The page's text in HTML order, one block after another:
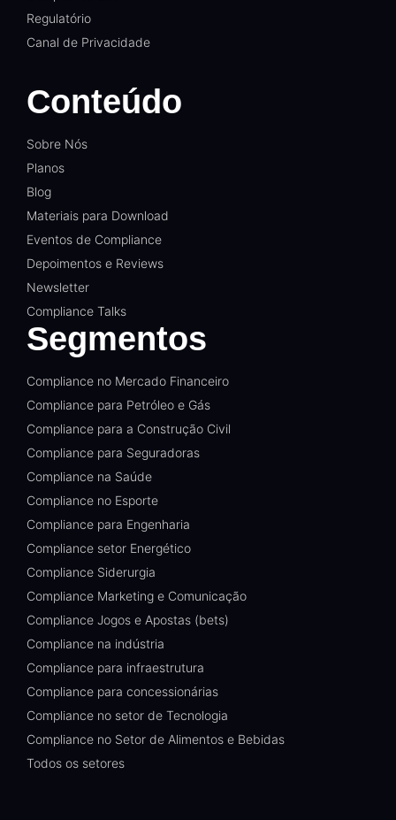
Regulatório
Canal de Privacidade
Conteúdo
Sobre Nós
Planos
Blog
Materiais para Download
Eventos de Compliance
Depoimentos e Reviews
Newsletter
Compliance Talks
Segmentos
Compliance no Mercado Financeiro
Compliance para Petróleo e Gás
Compliance para a Construção Civil
Compliance para Seguradoras
Compliance na Saúde
Compliance no Esporte
Compliance para Engenharia
Compliance setor Energético
Compliance Siderurgia
Compliance Marketing e Comunicação
Compliance Jogos e Apostas (bets)
Compliance na indústria
Compliance para infraestrutura
Compliance para concessionárias
Compliance no setor de Tecnologia
Compliance no Setor de Alimentos e Bebidas
Todos os setores